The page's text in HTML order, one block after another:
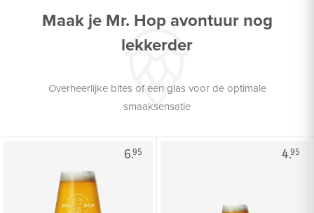
Maak je Mr. Hop avontuur nog
lekkerder
Overheerlijke bites of een glas voor de optimale
smaaksensatie
6.95 4.95